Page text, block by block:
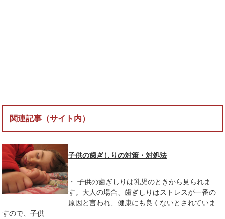
関連記事（サイト内）
子供の歯ぎしりの対策・対処法
・ 子供の歯ぎしりは乳児のときから見られま
す。大人の場合、歯ぎしりはストレスが一番の
原因と言われ、健康にも良くないとされていま
すので、子供